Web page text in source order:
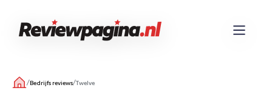
/Bedrijfs reviews/Twelve